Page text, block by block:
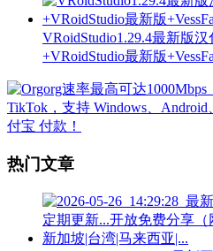
VRoidStudio1.29.4最新版
+VRoidStudio最新版
热门文章